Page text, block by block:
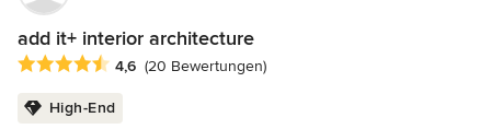
add it+ interior architecture
Durchschnittliche Bewertung: 4.6 von 5 Sternen
4,6 (20 Bewertungen)
High-End